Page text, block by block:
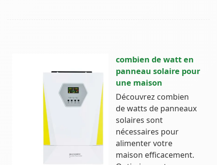
combien de watt en
panneau solaire pour
une maison
Découvrez combien
de watts de panneaux
solaires sont
nécessaires pour
alimenter votre
maison efficacement.